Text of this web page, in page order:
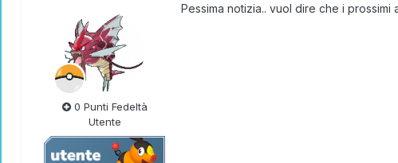
0 Punti Fedeltà
Utente
Pessima notizia.. vuol dire che i